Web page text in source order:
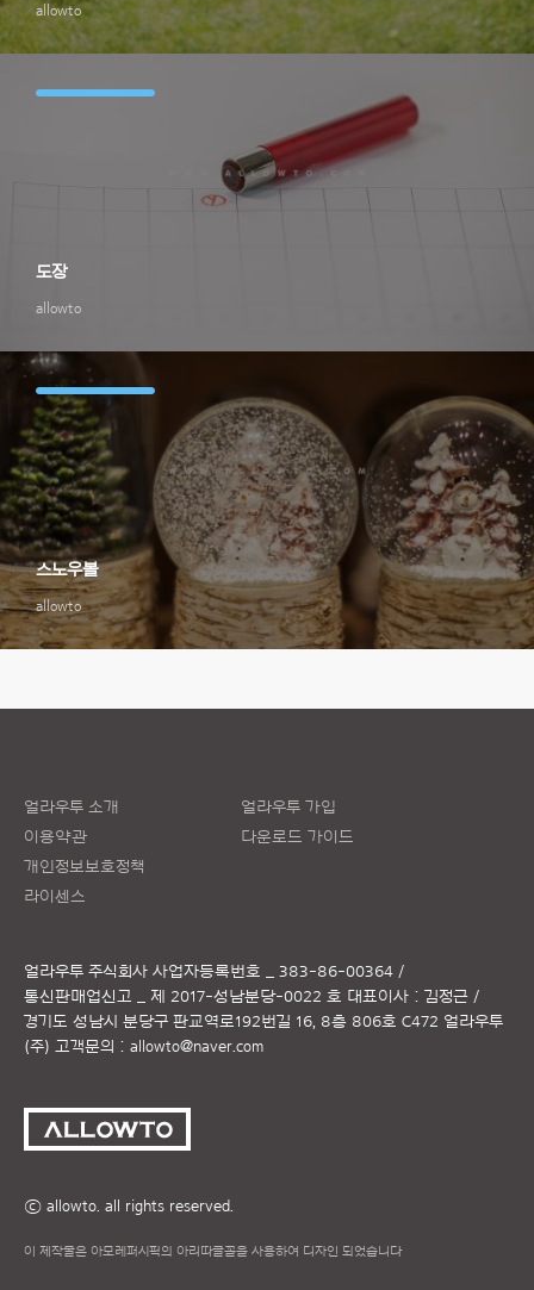
allowto
allowto
도장
allowto
스노우볼
얼라우투 소개
이용약관
개인정보보호정책
라이센스
얼라우투 가입
다운로드 가이드
얼라우투 주식회사 사업자등록번호 _ 383-86-00364 /
통신판매업신고 _ 제 2017-성남분당-0022 호 대표이사 : 김정근 /
경기도 성남시 분당구 판교역로192번길 16, 8층 806호 C472 얼라우투
(주) 고객문의 : allowto@naver.com
ⓒ allowto. all rights reserved.
이 제작물은 아모레퍼시픽의 아리따글꼴을 사용하여 디자인 되었습니다